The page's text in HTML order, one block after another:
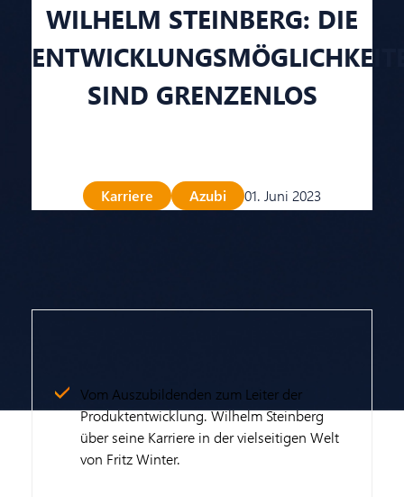
WILHELM STEINBERG: DIE
SIND GRENZENLOS
Karriere Azubi 01. Juni 2023
Vom Auszubildenden zum Leiter der
Produktentwicklung. Wilhelm Steinberg
über seine Karriere in der vielseitigen Welt
von Fritz Winter.